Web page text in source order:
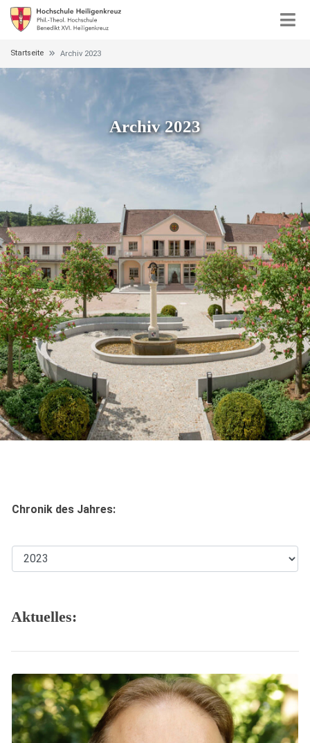
Startseite Archiv 2023
Archiv 2023
Chronik des Jahres:
Aktuelles: